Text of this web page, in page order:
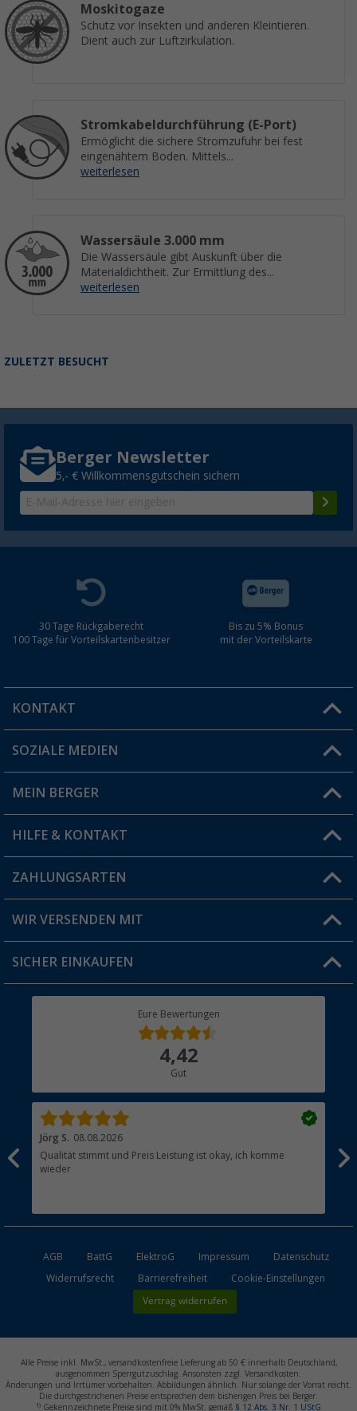
Moskitogaze
Schutz vor Insekten und anderen Kleintieren.
Dient auch zur Luftzirkulation.
Stromkabeldurchführung (E-Port)
Ermöglicht die sichere Stromzufuhr bei fest
eingenähtem Boden. Mittels...
weiterlesen
Wassersäule 3.000 mm
Die Wassersäule gibt Auskunft über die
Materialdichtheit. Zur Ermittlung des...
weiterlesen
ZULETZT BESUCHT
Berger Newsletter
5,- € Willkommensgutschein sichern
30 Tage Rückgaberecht
100 Tage für Vorteilskartenbesitzer
Bis zu 5% Bonus
mit der Vorteilskarte
KONTAKT
Du hast eine Frage?
Filiale finden
SOZIALE MEDIEN
MEIN BERGER
Vorteilskarte
Blog
Jobs & Karriere
HILFE & KONTAKT
FAQ & Kontakt
Versandinformationen
Rücksendung
ZAHLUNGSARTEN
WIR VERSENDEN MIT
SICHER EINKAUFEN
Eure Bewertungen
4,42
Gut
Jörg S. 08.08.2026
Qualität stimmt und Preis Leistung ist okay, ich komme
wieder
AGB BattG ElektroG Impressum
Datenschutz
Widerrufsrecht
Barrierefreiheit Cookie-Einstellungen
Vertrag widerrufen
Alle Preise inkl. MwSt., versandkostenfreie Lieferung ab 50 € innerhalb Deutschland,
ausgenommen Sperrgutzuschlag. Ansonsten zzgl. Versandkosten.
Änderungen und Irrtümer vorbehalten. Abbildungen ähnlich. Nur solange der Vorrat reicht.
Die durchgestrichenen Preise entsprechen dem bisherigen Preis bei Berger.
1) Gekennzeichnete Preise sind mit 0% MwSt. gemäß § 12 Abs. 3 Nr. 1 UStG